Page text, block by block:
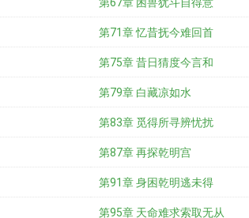
第71章 忆昔抚今难回首
第75章 昔日猜度今言和
第79章 白藏凉如水
第83章 觅得所寻辨忧扰
第87章 再探乾明宫
第91章 身困乾明逃未得
第95章 天命难求索取无从